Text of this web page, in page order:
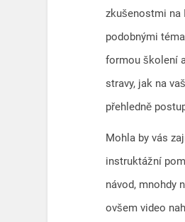
zkušenostmi na
podobnými
formou školení
stravy, jak na
přehledně
Mohla by vás
instruktážní
návod, mnohdy
ovšem video